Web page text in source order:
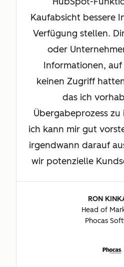
Kaufabsicht bessere
Verfügung stellen.
oder
Informationen,
keinen Zugriff
das ich
Übergabeprozess
ich kann mir gut
irgendwann darauf
wir potenzielle
RON
Head of
Phocas